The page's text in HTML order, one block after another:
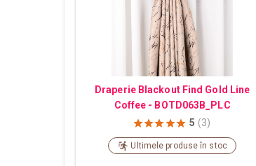
Draperie Blackout Find Gold Line
Coffee - BOTD063B_PLC
5 (3)
Ultimele produse în stoc